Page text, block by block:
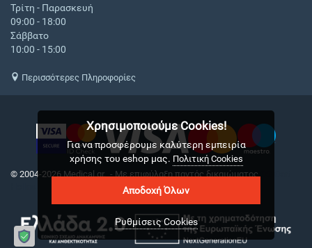
Τρίτη - Παρασκευή
09:00 - 18:00
Σάββατο
10:00 - 15:00
Περισσότερες Πληροφορίες
© 2004-2026 Medical.gr. - Με επιφύλαξη παντός δικαιώματος
Χρησιμοποιούμε Cookies!
Για να προσφέρουμε καλύτερη εμπειρία
χρήσης του eshop μας. Πολιτική Cookies
Αποδοχή Όλων
Ρυθμίσεις Cookies